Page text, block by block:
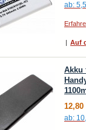
ab:
| Auf
Akku
12,80
ab: